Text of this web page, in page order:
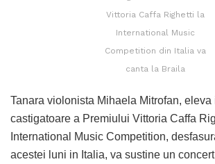
Vittoria Caffa Righetti la
International Music
Competition din Italia va
canta la Braila
Tanara violonista Mihaela Mitrofan, eleva
castigatoare a Premiului Vittoria Caffa
International Music Competition,
acestei luni in Italia, va sustine un